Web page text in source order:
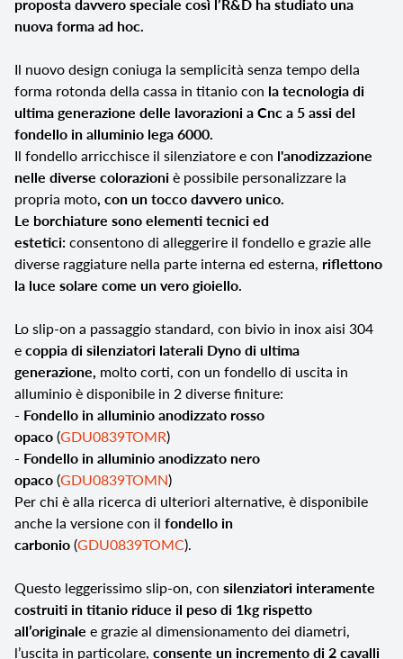
nuova forma ad hoc.
Il nuovo design coniuga la semplicità senza tempo della
forma rotonda della cassa in titanio con la tecnologia di
ultima generazione delle lavorazioni a Cnc a 5 assi del
fondello in alluminio lega 6000.
Il fondello arricchisce il silenziatore e con l'anodizzazione
nelle diverse colorazioniè possibile personalizzare la
propria moto, con un tocco davvero unico.
Le borchiature sono elementi tecnici ed
estetici:consentono di alleggerire il fondello e grazie alle
diverse raggiature nella parte interna ed esterna, riflettono
la luce solare come un vero gioiello.
Lo slip-on a passaggio standard, con bivio in inox aisi 304
ecoppia di silenziatori laterali Dyno di ultima
generazione, molto corti, con un fondello di uscita in
alluminio è disponibile in 2 diverse finiture:
- Fondello in alluminio anodizzato rosso
opaco(GDU0839TOMR)
- Fondello in alluminio anodizzato nero
opaco(GDU0839TOMN)
Per chi è alla ricerca di ulteriori alternative, è disponibile
anche la versione con il fondello in
carbonio(GDU0839TOMC).
Questo leggerissimo slip-on, con silenziatori interamente
costruiti in titanio riduce il peso di 1kg rispetto
all’originale e grazie al dimensionamento dei diametri,
l’uscita in particolare, consente un incremento di 2 cavalli